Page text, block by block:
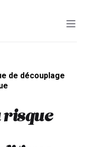
de découplage
risque